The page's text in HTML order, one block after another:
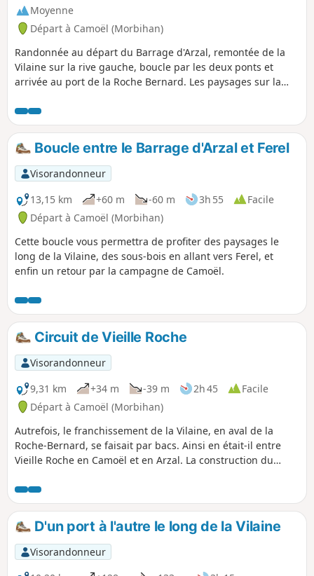
Moyenne
Départ à Camoël (Morbihan)
Randonnée au départ du Barrage d'Arzal, remontée de la
Vilaine sur la rive gauche, boucle par les deux ponts et
arrivée au port de la Roche Bernard. Les paysages sur la
Boucle entre le Barrage d'Arzal et Ferel
Visorandonneur
13,15 km
+60 m -60 m 3h 55
Facile
Départ à Camoël (Morbihan)
Cette boucle vous permettra de profiter des paysages le
long de la Vilaine, des sous-bois en allant vers Ferel, et
enfin un retour par la campagne de Camoël.
Circuit de Vieille Roche
Visorandonneur
9,31 km
+34 m -39 m 2h 45
Facile
Départ à Camoël (Morbihan)
Autrefois, le franchissement de la Vilaine, en aval de la
Roche-Bernard, se faisait par bacs. Ainsi en était-il entre
Vieille Roche en Camoël et en Arzal. La construction du
les pratiques, puisqu'un lien fixe permet désormais de
passer d'une rive à l'autre. Le circuit proposé permet la
découverte de l'ouvrage et des chemins de la rive gauche
de la Vilaine autour de Camoël.
D'un port à l'autre le long de la Vilaine
Visorandonneur